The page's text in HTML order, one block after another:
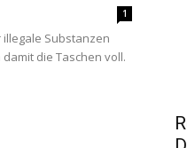
1
Substanzen
die Taschen voll.